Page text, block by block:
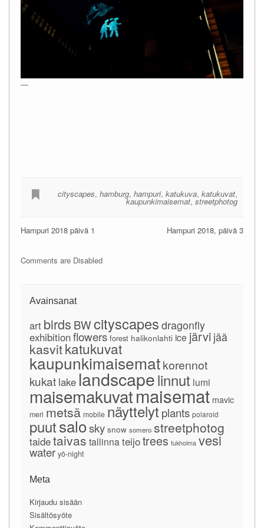
—
cityscapes,hamburg,hampuri,katukuva,katukuvat,
kaupunkimaisemat,streetphotog
Hampuri 2018, päivä 3
Hampuri 2018 päivä 1
Comments are Disabled
Avainsanat
art birds BWcityscapes dragonfly
exhibitionflowers forest halikonlahti ice järvi jää
kasvitkatukuvat
kaupunkimaisematkorennot
kukat lake landscapelinnut lumi
maisemakuvatmaisemat mavic
meri metsä mobile näyttelyt plants polaroid
puutsalosky snow somero streetphotog
taidetaivas tallinna teijotrees tukholma vesi
water yö-night
Meta
Kirjaudu sisään
Sisältösyöte